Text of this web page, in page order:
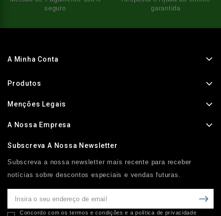
seguro
garantida
A Minha Conta
Produtos
Menções Legais
A Nossa Empresa
Subscreva A Nossa Newsletter
Subscreva a nossa newsletter mais recente para receber
notícias sobre descontos especiais e vendas futuras.
Concordo com os termos e condições e a política de privacidade